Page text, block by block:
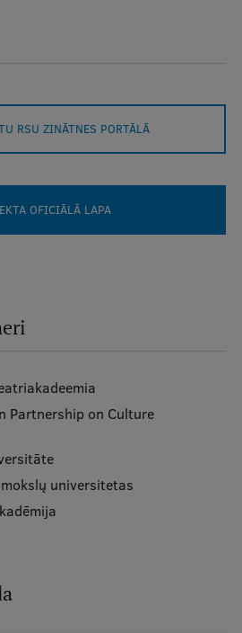
RSU ZINĀTNES PORTĀLĀ
OFICIĀLĀ LAPA
Partnership on Culture
universitetas